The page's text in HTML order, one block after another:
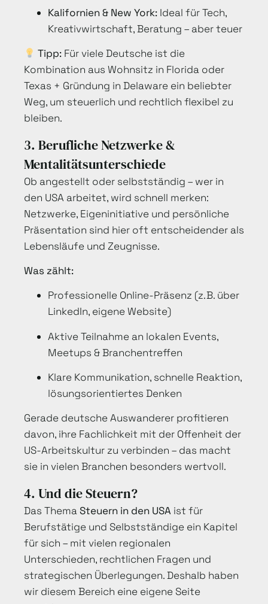
Kalifornien & New York: Ideal für Tech,
Kreativwirtschaft, Beratung – aber teuer
Tipp: Für viele Deutsche ist die
Kombination aus Wohnsitz in Florida oder
Texas + Gründung in Delaware ein beliebter
Weg, um steuerlich und rechtlich flexibel zu
bleiben.
3. Berufliche Netzwerke &
Mentalitätsunterschiede
Ob angestellt oder selbstständig – wer in
den USA arbeitet, wird schnell merken:
Netzwerke, Eigeninitiative und persönliche
Präsentation sind hier oft entscheidender als
Lebensläufe und Zeugnisse.
Was zählt:
Professionelle Online-Präsenz (z. B. über
LinkedIn, eigene Website)
Aktive Teilnahme an lokalen Events,
Meetups & Branchentreffen
Klare Kommunikation, schnelle Reaktion,
lösungsorientiertes Denken
Gerade deutsche Auswanderer profitieren
davon, ihre Fachlichkeit mit der Offenheit der
US-Arbeitskultur zu verbinden – das macht
sie in vielen Branchen besonders wertvoll.
4. Und die Steuern?
Das ThemaSteuern in den USA ist für
Berufstätige und Selbstständige ein Kapitel
für sich – mit vielen regionalen
Unterschieden, rechtlichen Fragen und
strategischen Überlegungen. Deshalb haben
wir diesem Bereich eine eigene Seite